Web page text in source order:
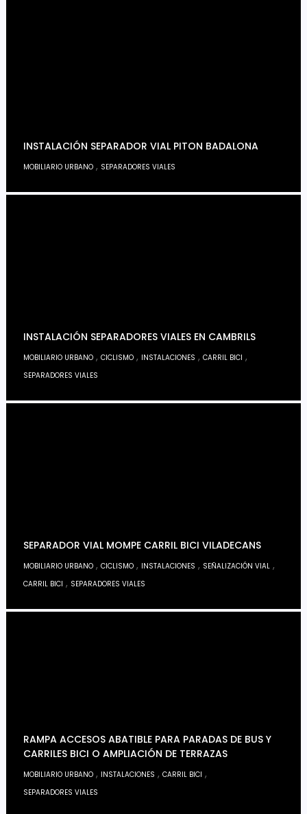
INSTALACIÓN SEPARADOR VIAL PITON BADALONA
MOBILIARIO URBANO , SEPARADORES VIALES
INSTALACIÓN SEPARADORES VIALES EN CAMBRILS
MOBILIARIO URBANO ,CICLISMO , INSTALACIONES ,CARRIL BICI ,
SEPARADORES VIALES
SEPARADOR VIAL MOMPE CARRIL BICI VILADECANS
MOBILIARIO URBANO ,CICLISMO , INSTALACIONES , SEÑALIZACIÓN VIAL ,
CARRIL BICI , SEPARADORES VIALES
RAMPA ACCESOS ABATIBLE PARA PARADAS DE BUS Y
CARRILES BICI O AMPLIACIÓN DE TERRAZAS
MOBILIARIO URBANO , INSTALACIONES ,CARRIL BICI ,
SEPARADORES VIALES